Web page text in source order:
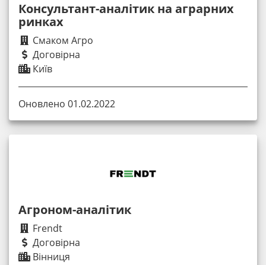
Консультант-аналітик на аграрних
ринках
Смаком Агро
Договірна
Київ
Оновлено 01.02.2022
Агроном-аналітик
Frendt
Договірна
Вінниця